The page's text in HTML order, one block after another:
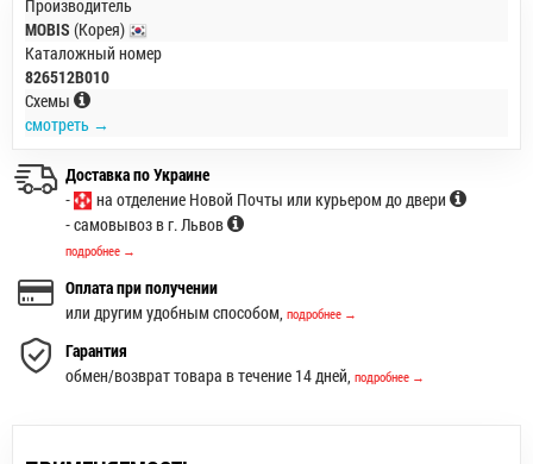
Производитель
MOBIS (Корея)
Каталожный номер
826512B010
Схемы
смотреть →
Доставка по Украине
-
на отделение Новой Почты или курьером до двери
- самовывоз в г. Львов
подробнее →
Оплата при получении
или другим удобным способом, подробнее →
Гарантия
обмен/возврат товара в течение 14 дней, подробнее →